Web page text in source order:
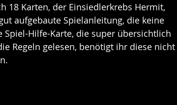
18 Karten, der Einsiedlerkrebs Hermit,
aufgebaute Spielanleitung, die keine
Hilfe-Karte, die super übersichtlich
Regeln gelesen, benötigt ihr diese nicht